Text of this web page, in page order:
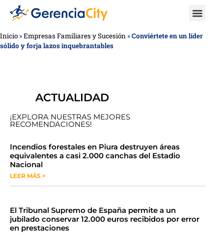
Inicio »Empresas Familiares y Sucesión »Conviértete en un líder
sólido y forja lazos inquebrantables
ACTUALIDAD
¡EXPLORA NUESTRAS MEJORES
RECOMENDACIONES!
​​​​Incendios forestales en Piura destruyen áreas
equivalentes a casi 2.000 canchas del Estadio
Nacional
LEER MÁS >
​El Tribunal Supremo de España permite a un
jubilado conservar 12.000 euros recibidos por error
en prestaciones